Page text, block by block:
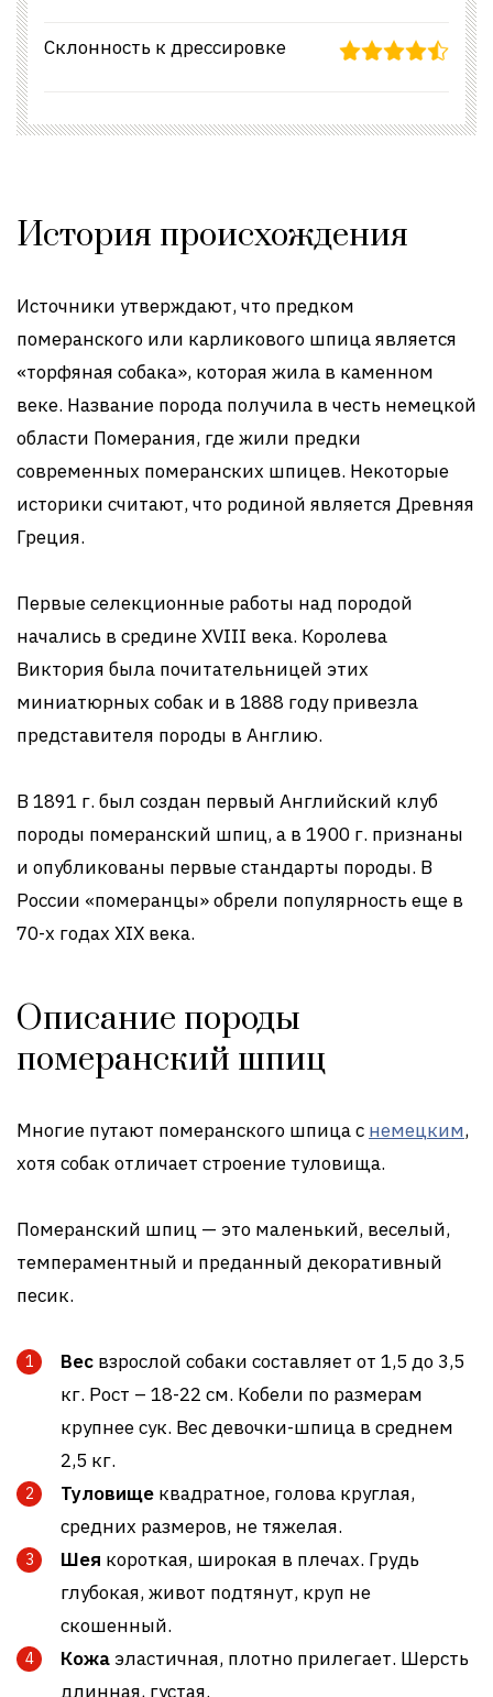
Склонность к дрессировке
История происхождения
Источники утверждают, что предком
померанского или карликового шпица является
«торфяная собака», которая жила в каменном
веке. Название порода получила в честь немецкой
области Померания, где жили предки
современных померанских шпицев. Некоторые
историки считают, что родиной является Древняя
Греция.
Первые селекционные работы над породой
начались в средине XVIII века. Королева
Виктория была почитательницей этих
миниатюрных собак и в 1888 году привезла
представителя породы в Англию.
В 1891 г. был создан первый Английский клуб
породы померанский шпиц, а в 1900 г. признаны
и опубликованы первые стандарты породы. В
России «померанцы» обрели популярность еще в
70-х годах XIX века.
Описание породы
померанский шпиц
Многие путают померанского шпица с немецким,
хотя собак отличает строение туловища.
Померанский шпиц — это маленький, веселый,
темпераментный и преданный декоративный
песик.
Вес взрослой собаки составляет от 1,5 до 3,5
кг. Рост – 18-22 см. Кобели по размерам
крупнее сук. Вес девочки-шпица в среднем
2,5 кг.
Туловище квадратное, голова круглая,
средних размеров, не тяжелая.
Шея короткая, широкая в плечах. Грудь
глубокая, живот подтянут, круп не
скошенный.
Кожа эластичная, плотно прилегает. Шерсть
длинная, густая.